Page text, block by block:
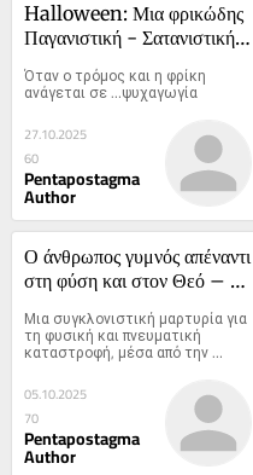
Halloween: Μια φρικώδης
Παγανιστική - Σατανιστική
Όταν ο τρόμος και η φρίκη
ανάγεται σε …ψυχαγωγία
27.10.2025
60
Pentapostagma
Author
Ο άνθρωπος γυμνός απέναντι
στη φύση και στον Θεό –
στάχτη
Μια συγκλονιστική μαρτυρία για
τη φυσική και πνευματική
καταστροφή, μέσα από την
αμετάκλητη ευθύνη του
ανθρώπου
05.10.2025
70
Pentapostagma
Author